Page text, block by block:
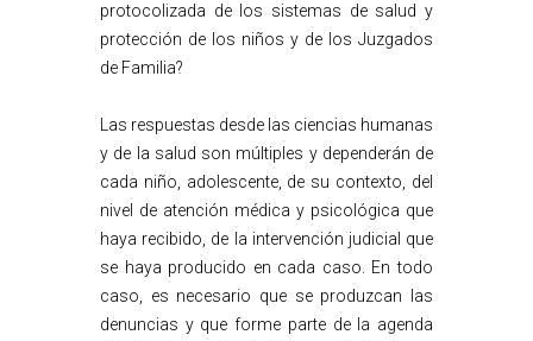
protocolizada de los sistemas de salud y
protección de los niños y de los Juzgados
de Familia?
Las respuestas desde las ciencias humanas
y de la salud son múltiples y dependerán de
cada niño, adolescente, de su contexto, del
nivel de atención médica y psicológica que
haya recibido, de la intervención judicial que
se haya producido en cada caso. En todo
caso, es necesario que se produzcan las
denuncias y que forme parte de la agenda